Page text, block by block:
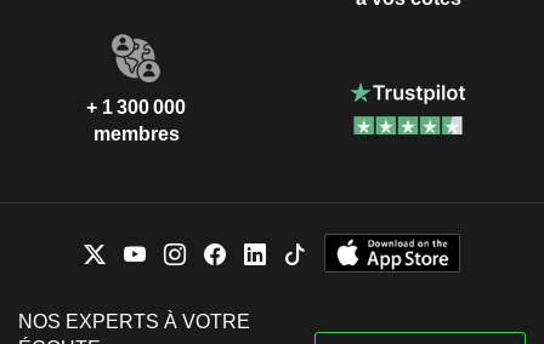
+ 1 300 000
membres
NOS EXPERTS À VOTRE